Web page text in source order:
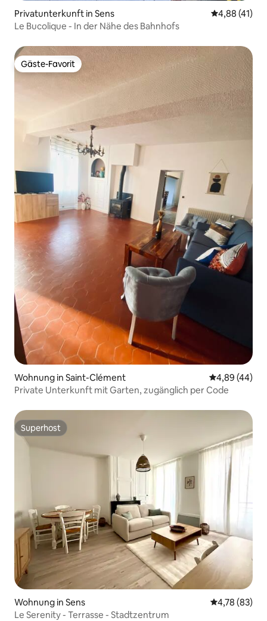
Privatunterkunft in Sens
4,88 (41)
Le Bucolique - In der Nähe des Bahnhofs
Gäste-Favorit
Gäste-Favorit
Wohnung in Saint-Clément
4,89 (44)
Private Unterkunft mit Garten, zugänglich per Code
Superhost
Superhost
Wohnung in Sens
4,78 (83)
Le Serenity - Terrasse - Stadtzentrum